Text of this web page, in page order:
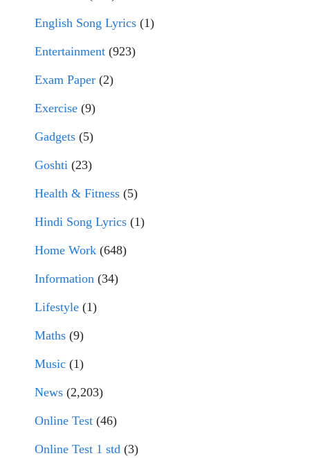
English Song Lyrics (1)
Entertainment (923)
Exam Paper (2)
Exercise (9)
Gadgets (5)
Goshti (23)
Health & Fitness (5)
Hindi Song Lyrics (1)
Home Work (648)
Information (34)
Lifestyle (1)
Maths (9)
Music (1)
News (2,203)
Online Test (46)
Online Test 1 std (3)